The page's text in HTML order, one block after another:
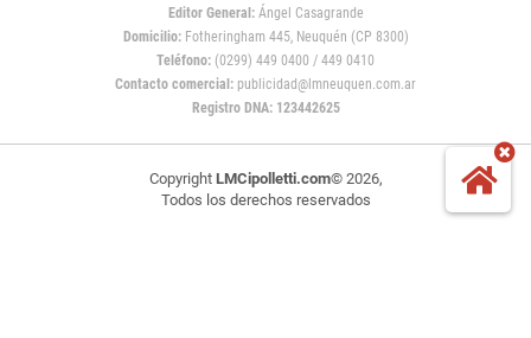
Editor General:Ángel Casagrande
Domicilio:Fotheringham 445, Neuquén (CP 8300)
Teléfono: (0299) 449 0400 / 449 0410
Contacto comercial: publicidad@lmneuquen.com.ar
Registro DNA: 123442625
Copyright LMCipolletti.com© 2026,
Todos los derechos reservados